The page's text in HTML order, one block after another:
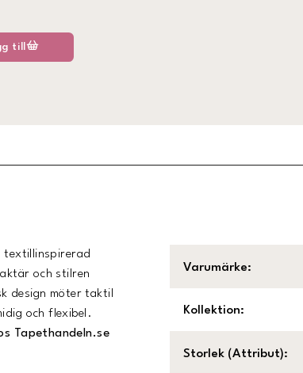
till
textillinspirerad
och stilren
design möter taktil
och flexibel.
Tapethandeln.se
Varumärke:
Kollektion:
Storlek (Attribut):